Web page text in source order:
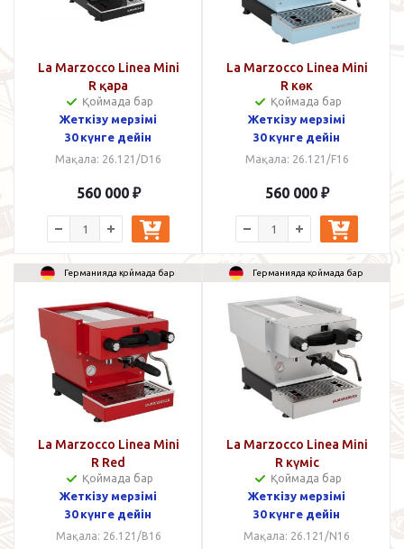
La Marzocco Linea Mini
R қара
Қоймада бар
Жеткізу мерзімі
30 күнге дейін
Мақала: 26.121/D16
560 000 ₽
La Marzocco Linea Mini
R көк
Қоймада бар
Жеткізу мерзімі
30 күнге дейін
Мақала: 26.121/F16
560 000 ₽
Германияда қоймада бар
La Marzocco Linea Mini
R Red
Қоймада бар
Жеткізу мерзімі
30 күнге дейін
Мақала: 26.121/B16
Германияда қоймада бар
La Marzocco Linea Mini
R күміс
Қоймада бар
Жеткізу мерзімі
30 күнге дейін
Мақала: 26.121/N16